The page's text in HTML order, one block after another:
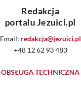
Redakcja
portalu Jezuici.pl
Email: redakcja@jezuici.pl
+48 12 62 93 483
OBSŁUGA TECHNICZNA